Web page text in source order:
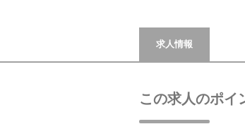
求人情報
この求人のポイ